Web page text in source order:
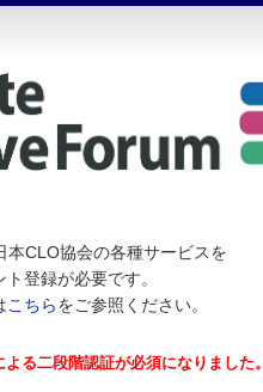
本CLO協会の各種サービスを
登録が必要です。
こちらをご参照ください。
る二段階認証が必須になりました。